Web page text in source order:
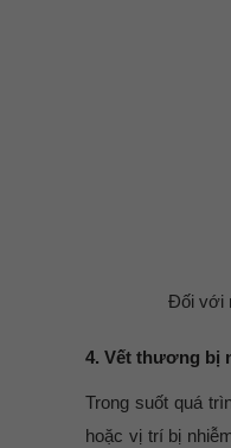
Đối với
4. Vết thương bị
Trong suốt quá
hoặc vị trí bị